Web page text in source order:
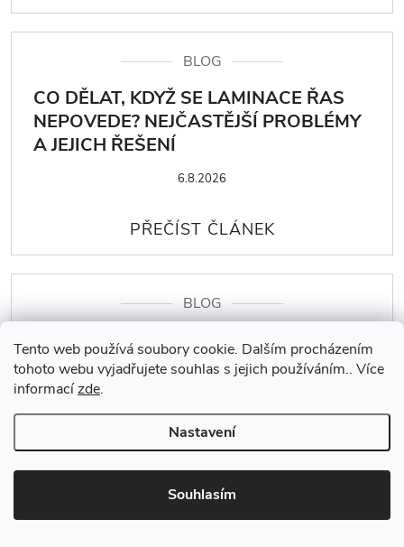
Tento web používá soubory cookie. Dalším procházením
tohoto webu vyjadřujete souhlas s jejich používáním.. Více
informacízde.
Nastavení
Souhlasím
BLOG
CO DĚLAT, KDYŽ SE LAMINACE ŘAS
NEPOVEDE? NEJČASTĚJŠÍ PROBLÉMY
A JEJICH ŘEŠENÍ
6.8.2026
BLOG
JAK DLOUHO TRVÁ LAMINACE ŘAS?
PRŮBĚH PROCEDURY KROK ZA
KROKEM
5.8.2026